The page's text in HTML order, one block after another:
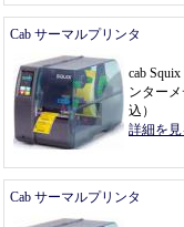
Cab サーマルプリンタ
cab
ンター
込 ）
詳細を
Cab サーマルプリンタ